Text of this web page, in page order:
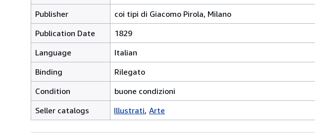
Publisher
coi tipi di Giacomo Pirola, Milano
Publication Date
1829
Language
Italian
Binding
Rilegato
Condition
buone condizioni
Seller catalogs
Illustrati Arte